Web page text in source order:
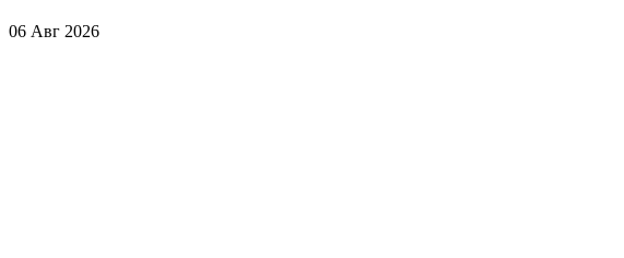
06 Авг 2026